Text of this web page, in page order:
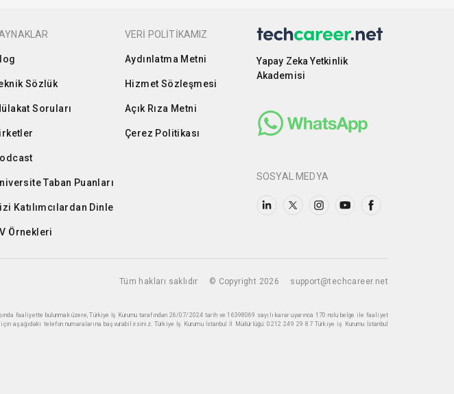
Sözlük
Soruları
Taban Puanları
Katılımcılardan Dinle
Örnekleri
VERİ POLİTİKAMIZ
Aydınlatma Metni
Hizmet Sözleşmesi
Açık Rıza Metni
Çerez Politikası
Yapay Zeka Yetkinlik
Akademisi
SOSYAL MEDYA
Tüm hakları saklıdır © Copyright 2026 support@techcareer.net
faaliyette bulunmak üzere, Türkiye İş Kurumu tarafından 26/07/2024 tarih ve 16398069 sayılı karar uyarınca 170 nolu belge ile faaliyet
aşağıdaki telefon numaralarına başvurabilirsiniz. Türkiye İş Kurumu İstanbul İl Müdürlüğü: 0212 249 29 87 Türkiye iş Kurumu İstanbul